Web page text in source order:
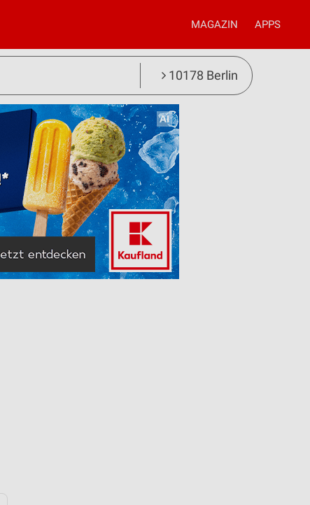
MAGAZIN APPS
10178 Berlin